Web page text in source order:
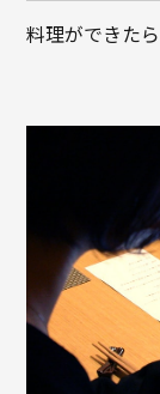
料理ができた